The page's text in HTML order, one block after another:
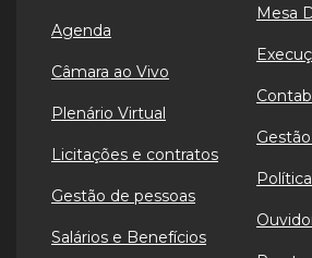
Agenda
Câmara ao Vivo
Plenário Virtual
Licitações e contratos
Gestão de pessoas
Salários e Benefícios
Mesa